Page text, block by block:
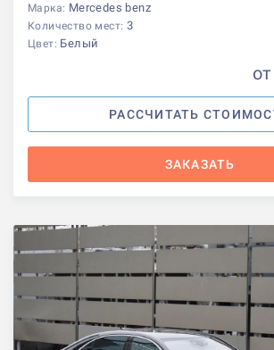
Марка: Mercedes benz
Количество мест: 3
Цвет: Белый
от
РАССЧИТАТЬ
ЗАКАЗАТЬ